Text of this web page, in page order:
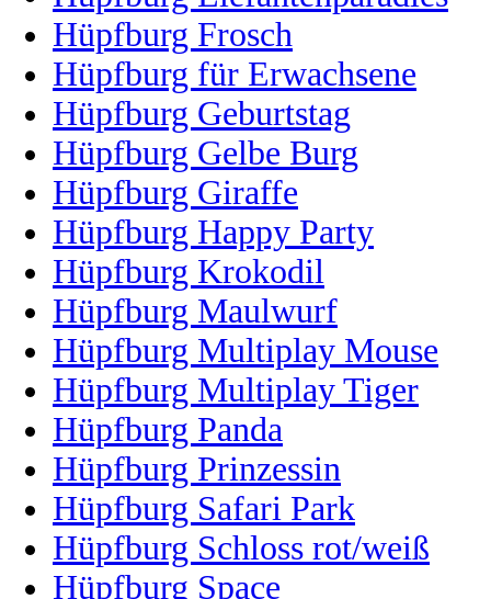
Hüpfburg Frosch
Hüpfburg für Erwachsene
Hüpfburg Geburtstag
Hüpfburg Gelbe Burg
Hüpfburg Giraffe
Hüpfburg Happy Party
Hüpfburg Krokodil
Hüpfburg Maulwurf
Hüpfburg Multiplay Mouse
Hüpfburg Multiplay Tiger
Hüpfburg Panda
Hüpfburg Prinzessin
Hüpfburg Safari Park
Hüpfburg Schloss rot/weiß
Hüpfburg Space